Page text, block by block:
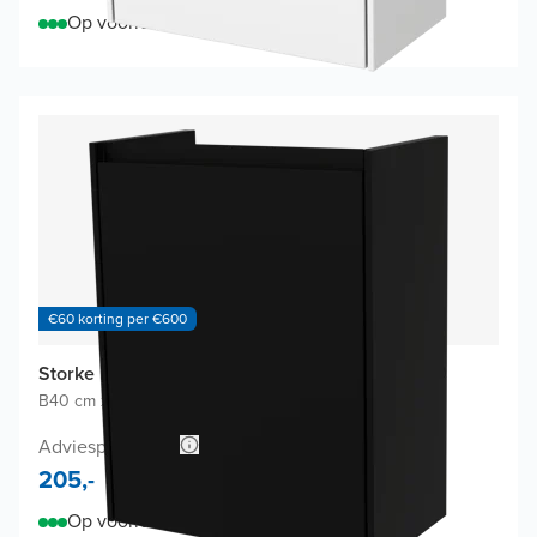
Op voorraad
€60 korting per €600
Storke Edge toiletmeubelkast
B40 cm x D22 cm
Adviesprijs 350,-
205,-
Op voorraad